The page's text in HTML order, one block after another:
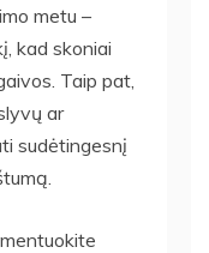
metu –
kad skoniai
Taip pat,
ar
sudėtingesnį